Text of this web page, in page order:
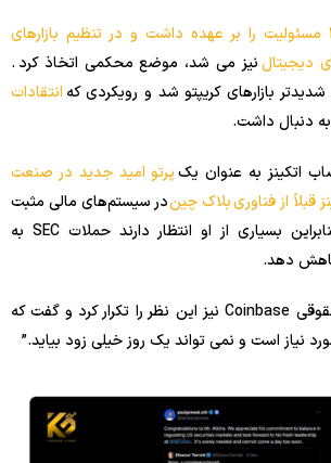
Gensler از آوریل 2021 مسئولیت را بر عهده داشت و در تنظیم بازارهای
دیجیتالنیز می شد، موضع محکمی اتخاذ کرد .
بازارهای کریپتو شد و رویکردی که انتقادات
دنبال داشت.
اتکینز به عنوان یکپرتو امید جدید در صنعت
از فناوریبلاک چیندر سیستم‌های مالی مثبت
صحبت کرده است ، بنابراین بسیاری از او انتظار دارند حملات SEC به
کاهش دهد.
پل گروال، مدیر ارشد حقوقی Coinbase نیز این نظر را تکرار کرد و گفت که
نیاز است و نمی تواند یک روز خیلی زود بیاید.”